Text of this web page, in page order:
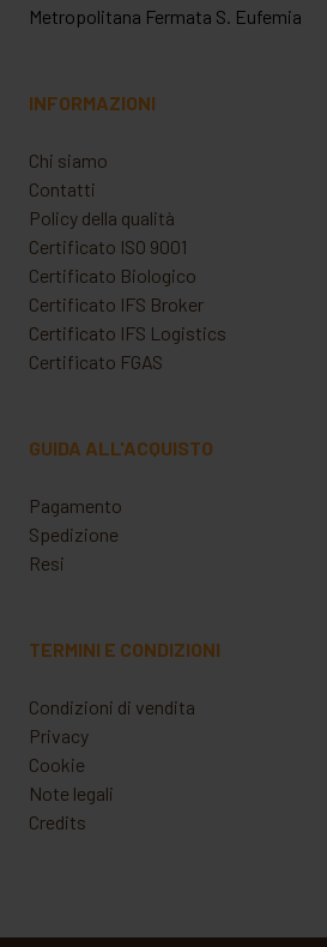
Metropolitana Fermata S. Eufemia
INFORMAZIONI
Chi siamo
Contatti
Policy della qualità
Certificato ISO 9001
Certificato Biologico
Certificato IFS Broker
Certificato IFS Logistics
Certificato FGAS
GUIDA ALL'ACQUISTO
Pagamento
Spedizione
Resi
TERMINI E CONDIZIONI
Condizioni di vendita
Privacy
Cookie
Note legali
Credits